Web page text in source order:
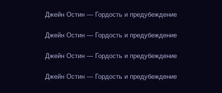
Джейн Остин — Гордость и предубеждение
Джейн Остин — Гордость и предубеждение
Джейн Остин — Гордость и предубеждение
Джейн Остин — Гордость и предубеждение